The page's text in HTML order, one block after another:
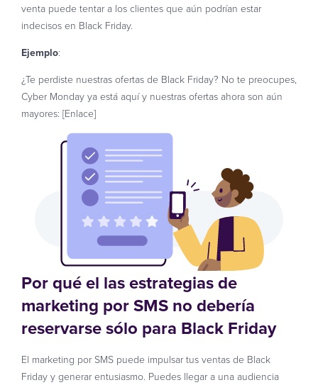
venta puede tentar a los clientes que aún podrían estar
indecisos en Black Friday.
Ejemplo:
¿Te perdiste nuestras ofertas de Black Friday? No te preocupes,
Cyber ​​Monday ya está aquí y nuestras ofertas ahora son aún
mayores: [Enlace]
Por qué el las estrategias de
marketing por SMS no debería
reservarse sólo para Black Friday
El marketing por SMS puede impulsar tus ventas de Black
Friday y generar entusiasmo. Puedes llegar a una audiencia